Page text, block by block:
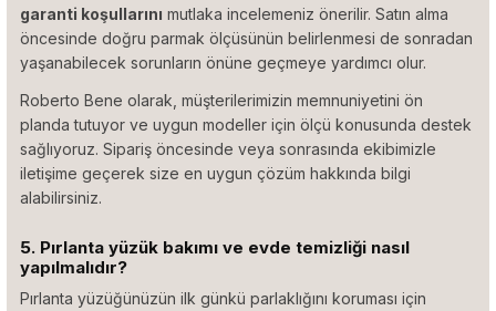
garanti koşullarını mutlaka incelemeniz önerilir. Satın alma
öncesinde doğru parmak ölçüsünün belirlenmesi de sonradan
yaşanabilecek sorunların önüne geçmeye yardımcı olur.
Roberto Bene olarak, müşterilerimizin memnuniyetini ön
planda tutuyor ve uygun modeller için ölçü konusunda destek
sağlıyoruz. Sipariş öncesinde veya sonrasında ekibimizle
iletişime geçerek size en uygun çözüm hakkında bilgi
alabilirsiniz.
5. Pırlanta yüzük bakımı ve evde temizliği nasıl
yapılmalıdır?
Pırlanta yüzüğünüzün ilk günkü parlaklığını koruması için